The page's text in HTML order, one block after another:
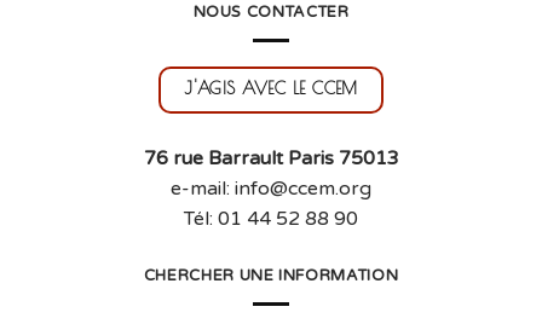
NOUS CONTACTER
J'AGIS AVEC LE CCEM
76 rue Barrault Paris 75013
e-mail: info@ccem.org
Tél: 01 44 52 88 90
CHERCHER UNE INFORMATION